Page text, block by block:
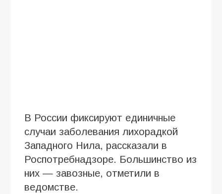
В России фиксируют единичные
случаи заболевания лихорадкой
Западного Нила, рассказали в
Роспотребнадзоре. Большинство из
них — завозные, отметили в
ведомстве.